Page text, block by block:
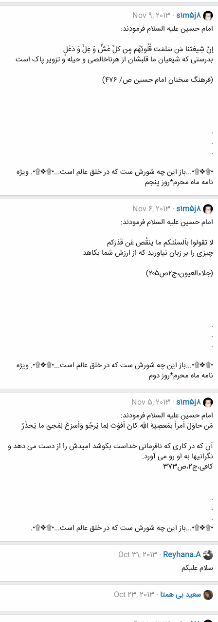
s1m5j8
Nov 9, 2013
امام حسین علیه السلام فرمودند:
إنَّ شِیعَتَنا مَن سَلمَت قُلُوبُهُم مٍن کلِّ غَشٍّ وَ غِلٍّ وَ دَغَلٍ
بدرستی که شیعیان ما قلبشان از هرناخالصی و حیله و تزویر پاک است
(فرهنگ سخنان امام حسین ص/ ۴۷۶)
.
.
.
•۩❖۩•...باز این چه شورش ست که در خلق عالم است...•۩❖۩•. ویژه
نامه ماه محرم*روز پنجم
s1m5j8
Nov 6, 2013
امام حسین علیه السلام فرمودند:
لا تقولوا باَلسنَتکم ما ینقُص عَن قَدَرَکم
چیزى را بر زبان نیاورید که از ارزش شما بکاهد
(جلاءالعیون،ج۲ص۲۰۵)
.
.
.
•۩❖۩•...باز این چه شورش ست که در خلق عالم است...•۩❖۩•. ویژه
نامه ماه محرم*روز دوم
s1m5j8
Nov 5, 2013
امام حسین علیه السلام فرمودند:
مَن حاوَلَ اَمراً بمَعصِیَةِ اللهِ کانَ اَفوَتَ لِما یَرجُو وَاَسرَعَ لِمَجئ ما یَحذَرُ
آن که در کاری که نافرمانی خداست بکوشد امیدش را از دست می دهد و
نگرانیها به او رو می آورد.
کافی،ج2،ص373
.
.
.
•۩❖۩•...باز این چه شورش ست که در خلق عالم است...•۩❖۩•.
Reyhana.A
Oct 31, 2013
سلام علیکم
سعید بی همتا Oct 23, 2013